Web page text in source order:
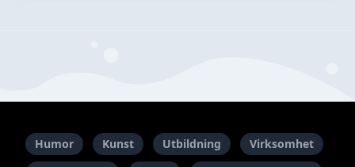
Humor Kunst Utbildning
Virksomhet